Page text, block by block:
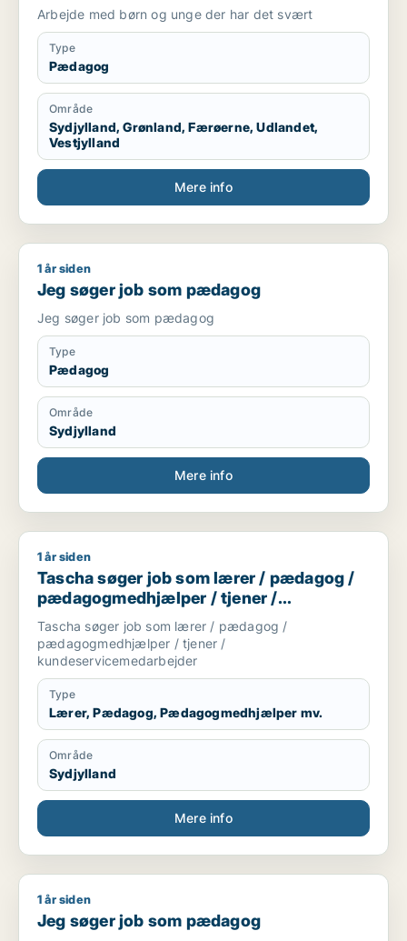
Arbejde med børn og unge der har det svært
Type
Pædagog
Område
Sydjylland, Grønland, Færøerne, Udlandet,
Vestjylland
Mere info
Jeg søger job som pædagog
1 år siden
Jeg søger job som pædagog
Jeg søger job som pædagog
Type
Pædagog
Område
Sydjylland
Mere info
Tascha søger job som lærer / pædagog /
1 år siden
Tascha søger job som lærer / pædagog /
pædagogmedhjælper / tjener /
kundeservicemedarbejder
Tascha søger job som lærer / pædagog /
pædagogmedhjælper / tjener /
kundeservicemedarbejder
Type
Lærer, Pædagog, Pædagogmedhjælper mv.
Område
Sydjylland
Mere info
Jeg søger job som pædagog
1 år siden
Jeg søger job som pædagog